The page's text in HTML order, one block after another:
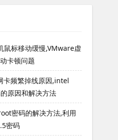
鼠标移动缓慢,VMware虚
卡顿问题
卡频繁掉线原因,intel
原因和解决方法
密码的解决方法,利用
密码